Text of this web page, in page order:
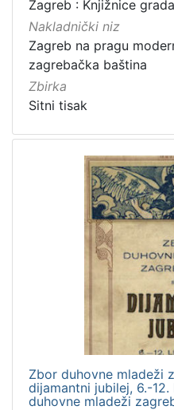
Zagreb : Knjižnice
Nakladnički niz
Zagreb na pragu
zagrebačka baština
Zbirka
Sitni tisak
Zbor duhovne mladeži
dijamantni jubilej, 6.-
duhovne mladeži